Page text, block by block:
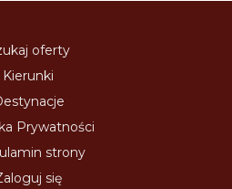
oferty
Kierunki
Prywatności
strony
się